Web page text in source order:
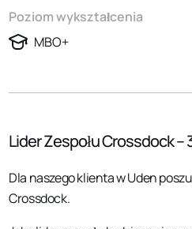
Poziom wykształcenia
MBO+
Lider Zespołu Crossdock –
Dla naszego klienta w Uden
Crossdock.